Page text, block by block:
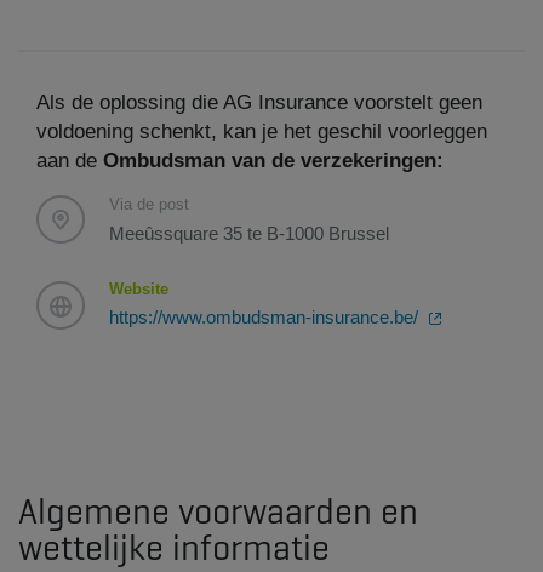
Als de oplossing die AG Insurance voorstelt geen
voldoening schenkt, kan je het geschil voorleggen
aan de Ombudsman van de verzekeringen:
Via de post
Meeûssquare 35 te B-1000 Brussel
Website
https://www.ombudsman-insurance.be/
Algemene voorwaarden en
wettelijke informatie